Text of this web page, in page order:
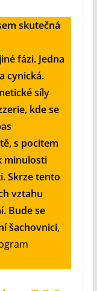
skutečná
fázi. Jedna
cynická.
síly
kde se
s pocitem
minulosti
Skrze tento
vztahu
Bude se
šachovnici,